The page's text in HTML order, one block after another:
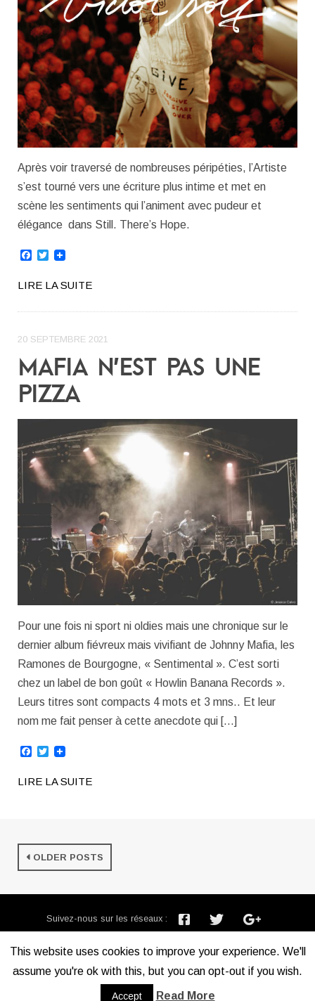
Après voir traversé de nombreuses péripéties, l’Artiste
s’est tourné vers une écriture plus intime et met en
scène les sentiments qui l’animent avec pudeur et
élégance dans Still. There’s Hope.
Facebook
Twitter
LIRE LA SUITE
20 SEPTEMBRE 2021
MAFIA N’EST PAS UNE
PIZZA
Pour une fois ni sport ni oldies mais une chronique sur le
dernier album fiévreux mais vivifiant de Johnny Mafia, les
Ramones de Bourgogne, « Sentimental ». C’est sorti
chez un label de bon goût « Howlin Banana Records ».
Leurs titres sont compacts 4 mots et 3 mns.. Et leur
nom me fait penser à cette anecdote qui […]
Facebook
Twitter
LIRE LA SUITE
OLDER POSTS
Suivez-nous sur les réseaux :
Mentions légales
This website uses cookies to improve your experience. We'll
assume you're ok with this, but you can opt-out if you wish.
Accept Read More